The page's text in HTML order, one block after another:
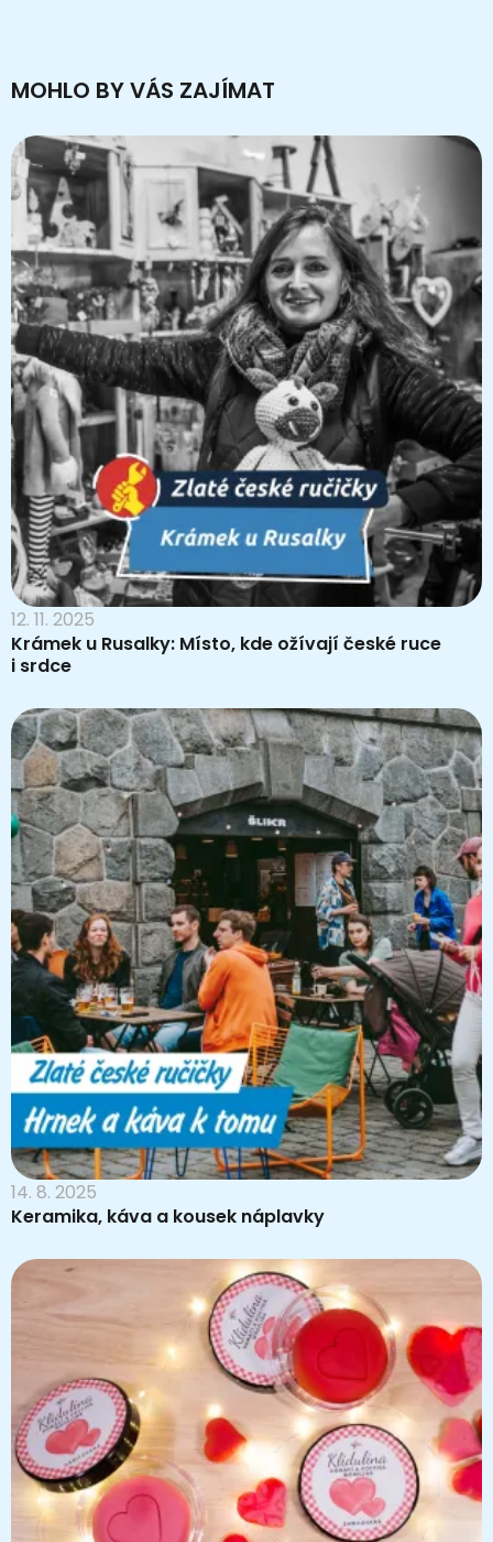
MOHLO BY VÁS ZAJÍMAT
12. 11. 2025
Krámek u Rusalky: Místo, kde ožívají české ruce
i srdce
14. 8. 2025
Keramika, káva a kousek náplavky